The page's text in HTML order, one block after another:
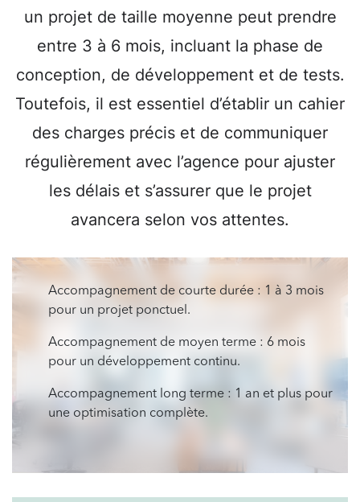
un projet de taille moyenne peut prendre
entre 3 à 6 mois, incluant la phase de
conception, de développement et de tests.
Toutefois, il est essentiel d’établir un cahier
des charges précis et de communiquer
régulièrement avec l’agence pour ajuster
les délais et s’assurer que le projet
avancera selon vos attentes.
Accompagnement de courte durée : 1 à 3 mois
pour un projet ponctuel.
Accompagnement de moyen terme : 6 mois
pour un développement continu.
Accompagnement long terme : 1 an et plus pour
une optimisation complète.